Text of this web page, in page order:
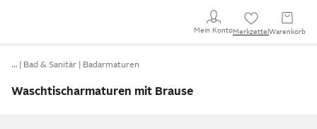
Mein KontoMerkzettel Warenkorb
… Bad & Sanitär Badarmaturen
Waschtischarmaturen mit Brause